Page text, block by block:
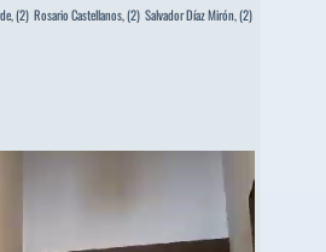
(2) Rosario Castellanos,(2) Salvador Díaz Mirón,(2)